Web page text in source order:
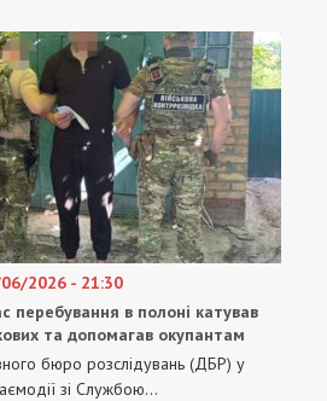
2026 - 21:30
перебування в полоні катував
та допомагав окупантам
бюро розслідувань (ДБР) у
зі Службою...